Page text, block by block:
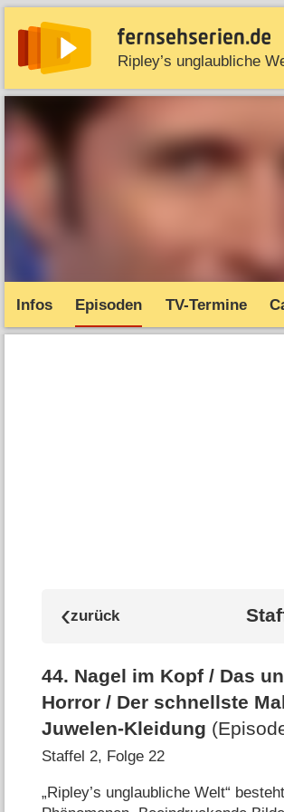
Ripley’s unglaubliche
News Entdecken Streaming
Infos Episoden TV-Termine
44. Nagel im Kopf /​ Das
Horror /​ Der schnellste
Juwelen-Kleidung
Staffel 2, Folge 22
„Ripley’s unglaubliche Welt“